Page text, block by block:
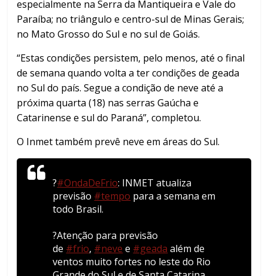
especialmente na Serra da Mantiqueira e Vale do
Paraíba; no triângulo e centro-sul de Minas Gerais;
no Mato Grosso do Sul e no sul de Goiás.
“Estas condições persistem, pelo menos, até o final
de semana quando volta a ter condições de geada
no Sul do país. Segue a condição de neve até a
próxima quarta (18) nas serras Gaúcha e
Catarinense e sul do Paraná”, completou.
O Inmet também prevê neve em áreas do Sul.
?#OndaDeFrio: INMET atualiza
previsão #tempo para a semana em
todo Brasil.
?️Atenção para previsão
de #frio, #neve e #geada além de
ventos muito fortes no leste do Rio